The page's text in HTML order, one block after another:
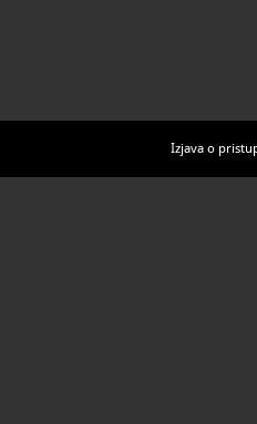
Izjava o